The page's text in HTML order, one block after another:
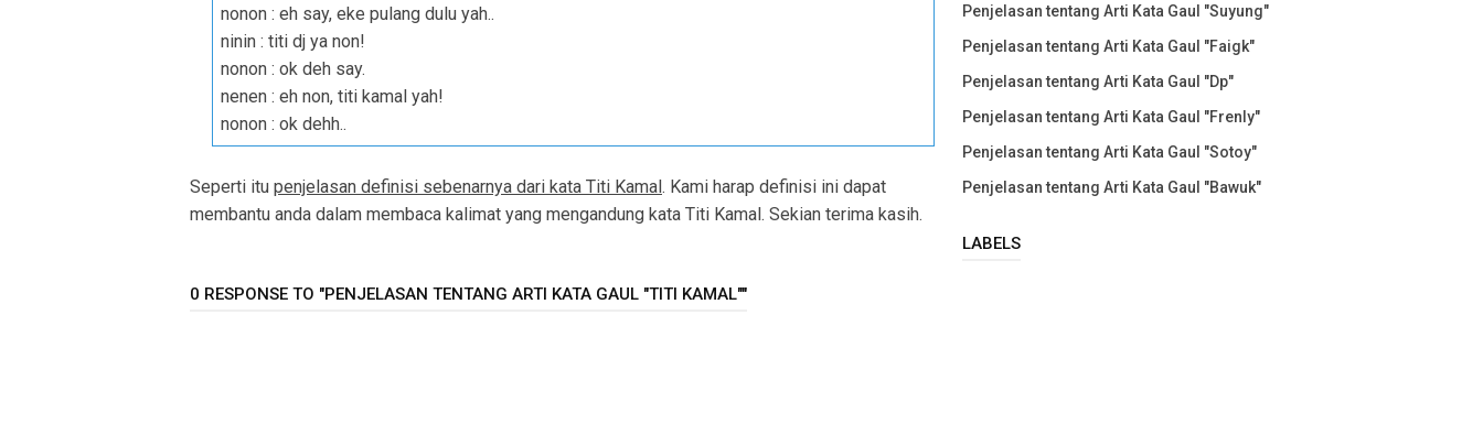
nonon : eh say, eke pulang dulu yah..
ninin : titi dj ya non!
nonon : ok deh say.
nenen : eh non, titi kamal yah!
nonon : ok dehh..
Seperti itu penjelasan definisi sebenarnya dari kata Titi Kamal. Kami harap definisi ini dapat
membantu anda dalam membaca kalimat yang mengandung kata Titi Kamal. Sekian terima kasih.
0 RESPONSE TO "PENJELASAN TENTANG ARTI KATA GAUL "TITI KAMAL""
Penjelasan tentang Arti Kata Gaul "Suyung"
Penjelasan tentang Arti Kata Gaul "Faigk"
Penjelasan tentang Arti Kata Gaul "Dp"
Penjelasan tentang Arti Kata Gaul "Frenly"
Penjelasan tentang Arti Kata Gaul "Sotoy"
Penjelasan tentang Arti Kata Gaul "Bawuk"
LABELS